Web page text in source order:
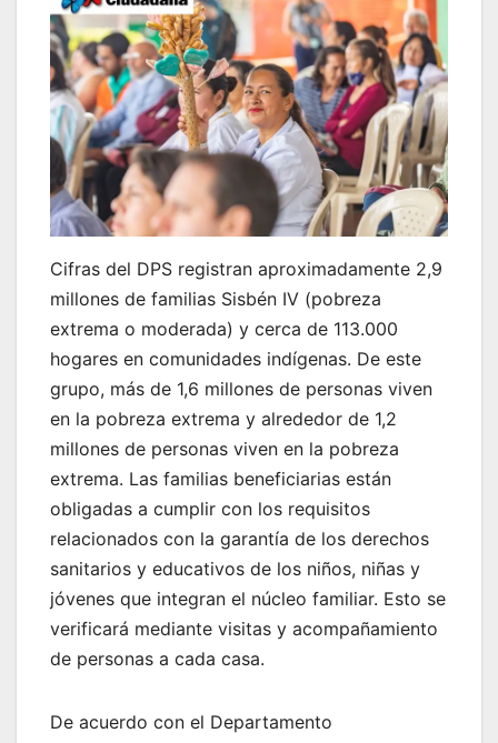
Cifras del DPS registran aproximadamente 2,9
millones de familias Sisbén IV (pobreza
extrema o moderada) y cerca de 113.000
hogares en comunidades indígenas. De este
grupo, más de 1,6 millones de personas viven
en la pobreza extrema y alrededor de 1,2
millones de personas viven en la pobreza
extrema. Las familias beneficiarias están
obligadas a cumplir con los requisitos
relacionados con la garantía de los derechos
sanitarios y educativos de los niños, niñas y
jóvenes que integran el núcleo familiar. Esto se
verificará mediante visitas y acompañamiento
de personas a cada casa.
De acuerdo con el Departamento